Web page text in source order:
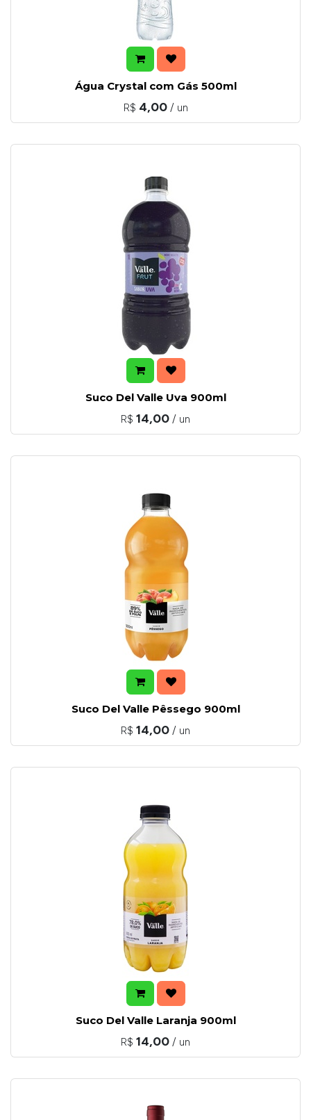
Água Crystal com Gás 500ml
R$ 4,00 / un
Suco Del Valle Uva 900ml
R$ 14,00 / un
Suco Del Valle Pêssego 900ml
R$ 14,00 / un
Suco Del Valle Laranja 900ml
R$ 14,00 / un